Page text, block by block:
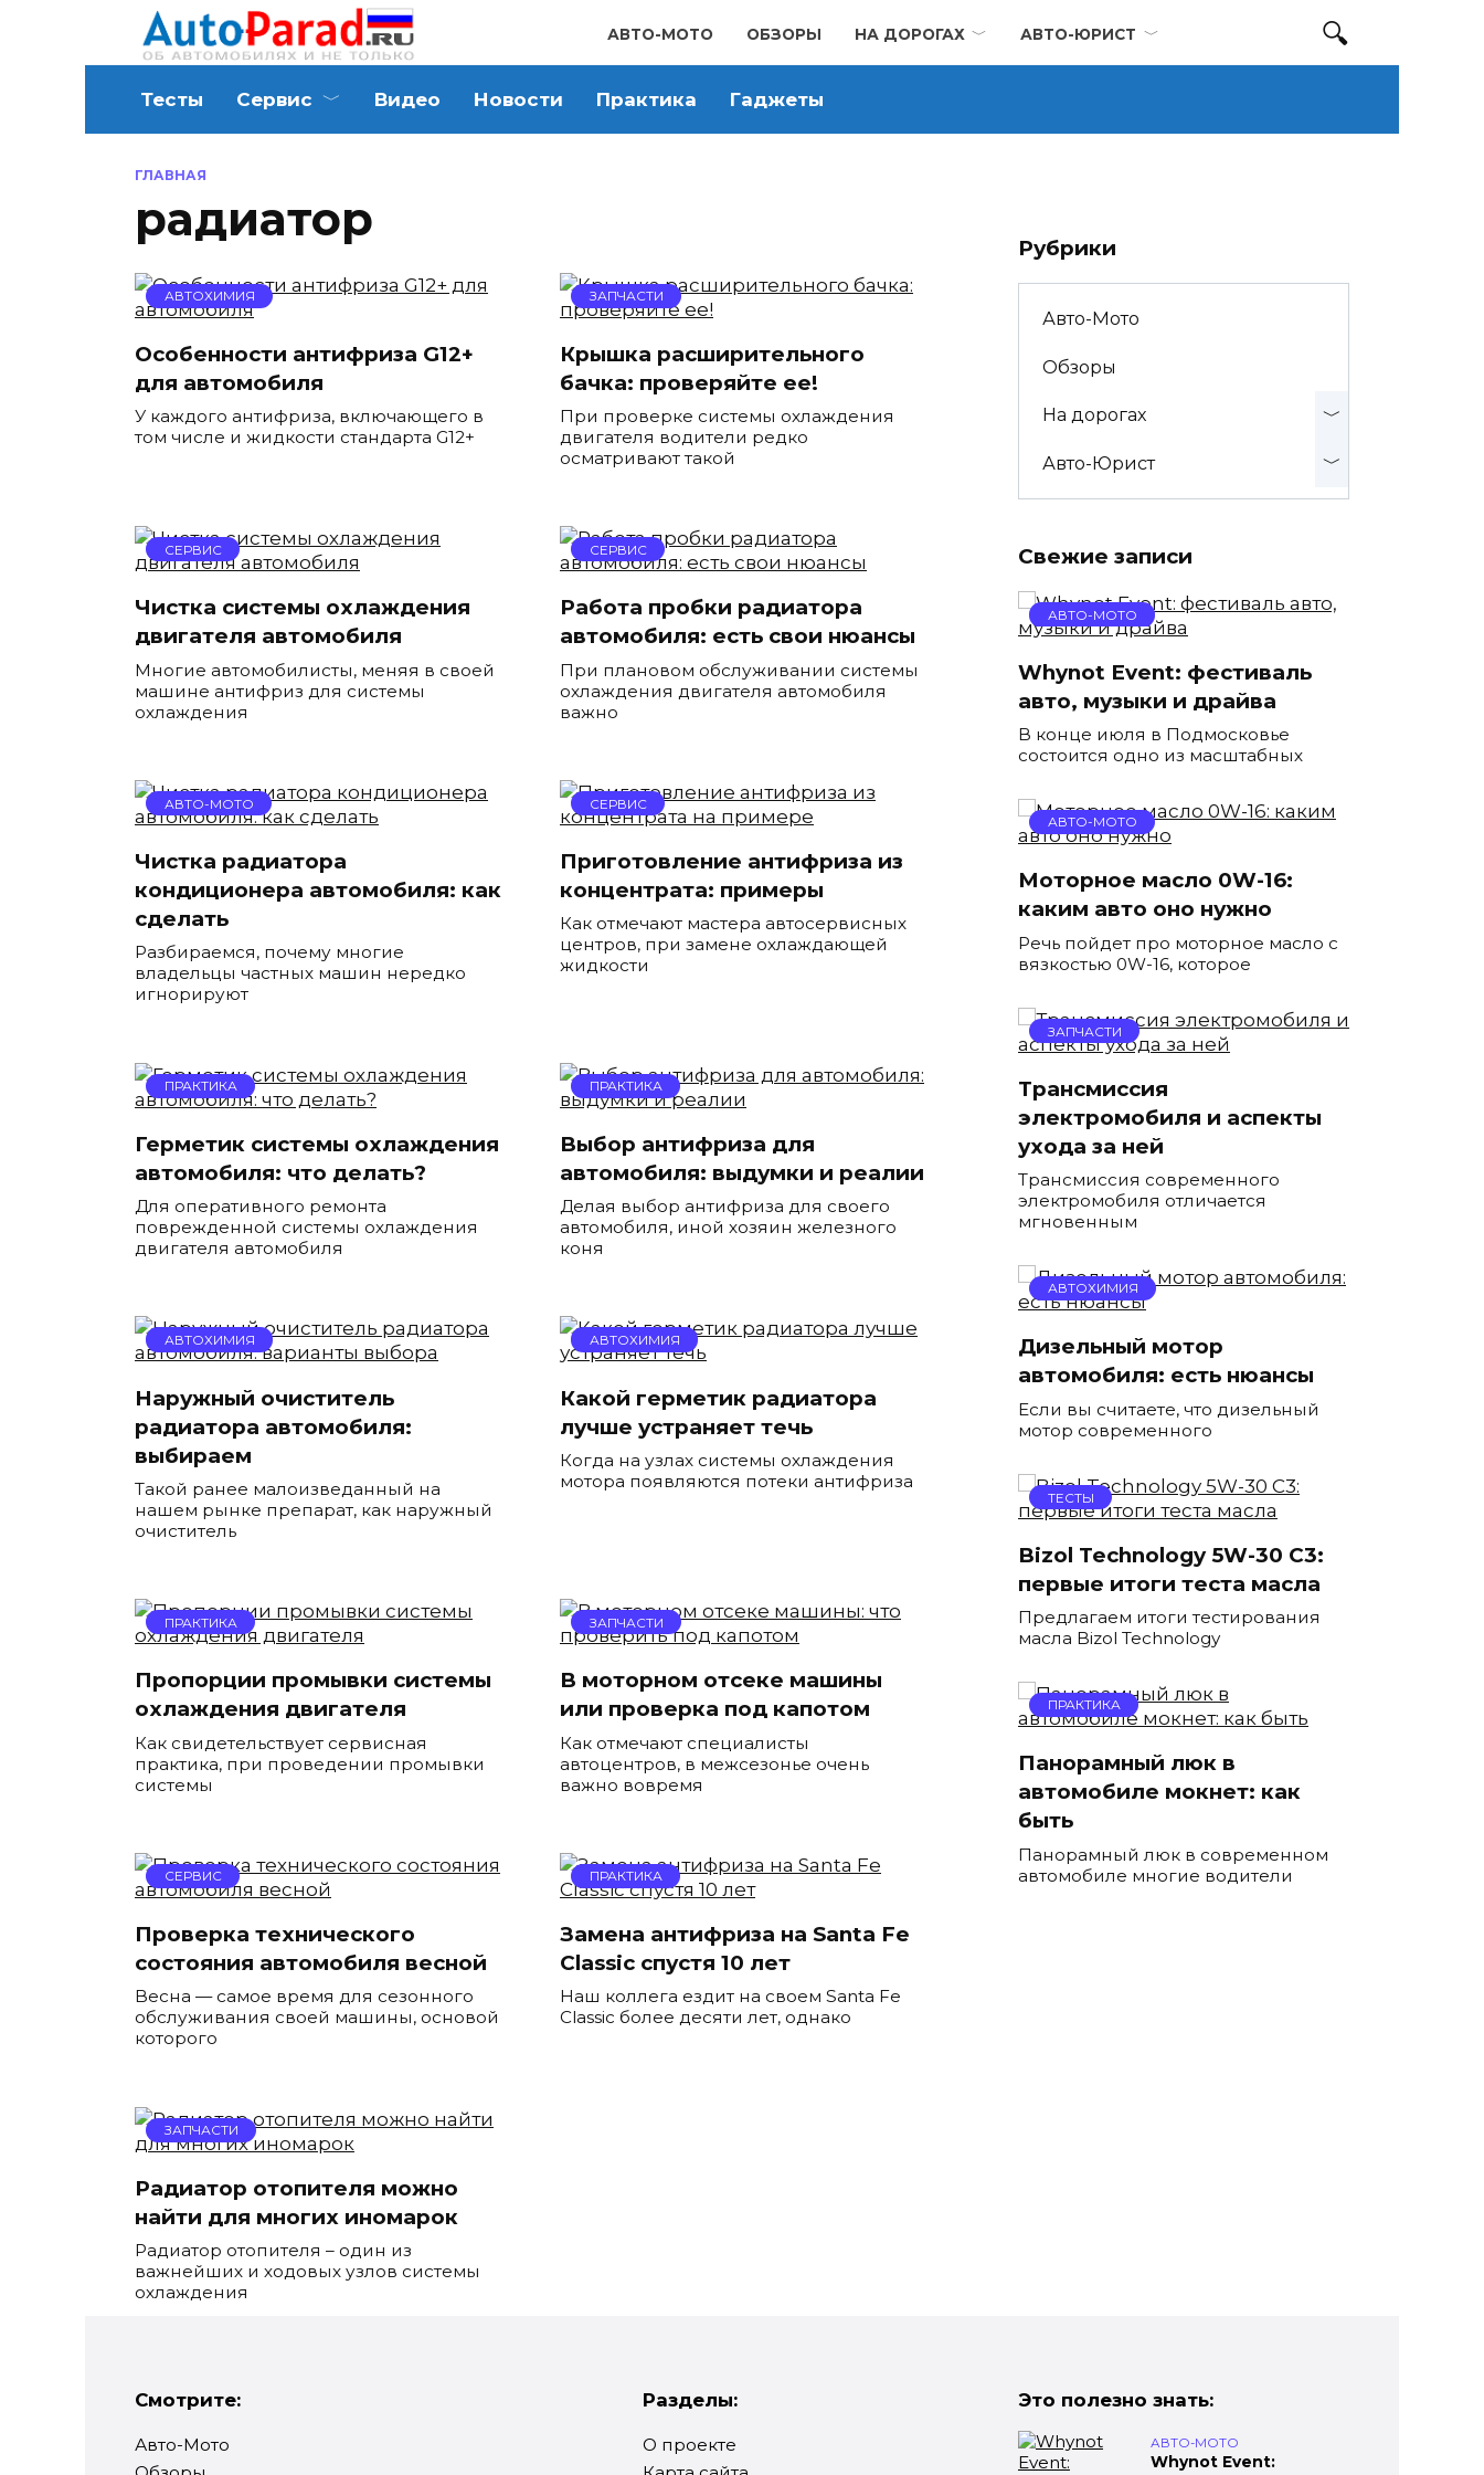
содержанию
АВТО-МОТО ОБЗОРЫ НА ДОРОГАХ АВТО-ЮРИСТ
Тесты Сервис Видео Новости Практика Гаджеты
ГЛАВНАЯ
радиатор
АВТОХИМИЯ
Особенности антифриза G12+
для автомобиля
У каждого антифриза, включающего в
том числе и жидкости стандарта G12+
ЗАПЧАСТИ
Крышка расширительного
бачка: проверяйте ее!
При проверке системы охлаждения
двигателя водители редко
осматривают такой
СЕРВИС
Чистка системы охлаждения
двигателя автомобиля
Многие автомобилисты, меняя в своей
машине антифриз для системы
охлаждения
СЕРВИС
Работа пробки радиатора
автомобиля: есть свои нюансы
При плановом обслуживании системы
охлаждения двигателя автомобиля
важно
АВТО-МОТО
Чистка радиатора
кондиционера автомобиля: как
сделать
Разбираемся, почему многие
владельцы частных машин нередко
игнорируют
СЕРВИС
Приготовление антифриза из
концентрата: примеры
Как отмечают мастера автосервисных
центров, при замене охлаждающей
жидкости
ПРАКТИКА
Герметик системы охлаждения
автомобиля: что делать?
Для оперативного ремонта
поврежденной системы охлаждения
двигателя автомобиля
ПРАКТИКА
Выбор антифриза для
автомобиля: выдумки и реалии
Делая выбор антифриза для своего
автомобиля, иной хозяин железного
коня
АВТОХИМИЯ
Наружный очиститель
радиатора автомобиля:
выбираем
Такой ранее малоизведанный на
нашем рынке препарат, как наружный
очиститель
АВТОХИМИЯ
Какой герметик радиатора
лучше устраняет течь
Когда на узлах системы охлаждения
мотора появляются потеки антифриза
ПРАКТИКА
Пропорции промывки системы
охлаждения двигателя
Как свидетельствует сервисная
практика, при проведении промывки
системы
ЗАПЧАСТИ
В моторном отсеке машины
или проверка под капотом
Как отмечают специалисты
автоцентров, в межсезонье очень
важно вовремя
СЕРВИС
Проверка технического
состояния автомобиля весной
Весна — самое время для сезонного
обслуживания своей машины, основой
которого
ПРАКТИКА
Замена антифриза на Santa Fe
Classic спустя 10 лет
Наш коллега ездит на своем Santa Fe
Classic более десяти лет, однако
ЗАПЧАСТИ
Радиатор отопителя можно
найти для многих иномарок
Радиатор отопителя – один из
важнейших и ходовых узлов системы
охлаждения
Рубрики
Авто-Мото
Обзоры
На дорогах
Авто-Юрист
Свежие записи
АВТО-МОТО
Whynot Event: фестиваль
авто, музыки и драйва
В конце июля в Подмосковье
состоится одно из масштабных
АВТО-МОТО
Моторное масло 0W-16:
каким авто оно нужно
Речь пойдет про моторное масло с
вязкостью 0W-16, которое
ЗАПЧАСТИ
Трансмиссия
электромобиля и аспекты
ухода за ней
Трансмиссия современного
электромобиля отличается
мгновенным
АВТОХИМИЯ
Дизельный мотор
автомобиля: есть нюансы
Если вы считаете, что дизельный
мотор современного
ТЕСТЫ
Bizol Technology 5W-30 C3:
первые итоги теста масла
Предлагаем итоги тестирования
масла Bizol Technology
ПРАКТИКА
Панорамный люк в
автомобиле мокнет: как
быть
Панорамный люк в современном
автомобиле многие водители
Смотрите:
Авто-Мото
Разделы:
О проекте
Это полезно знать:
АВТО-МОТО
Whynot Event: